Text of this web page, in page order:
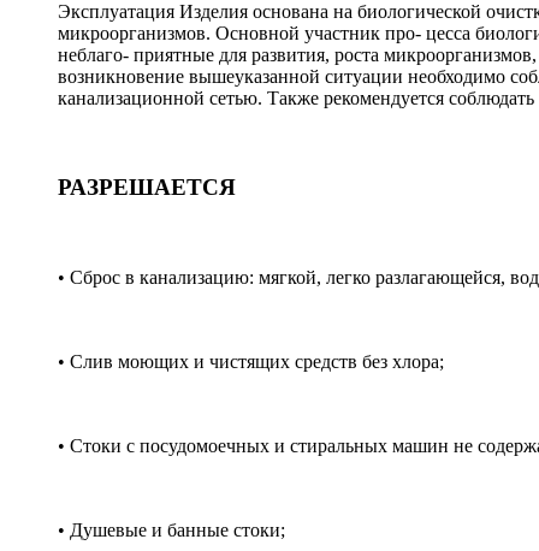
Эксплуатация Изделия основана на биологической
микроорганизмов. Основной участник про- цесса
неблаго- приятные для развития, роста
возникновение вышеуказанной ситуации необходимо
канализационной сетью. Также рекомендуется
РАЗРЕШАЕТСЯ
• Cброс в канализацию: мягкой, легко разлагающейся,
• Слив моющих и чистящих средств без хлора;
• Cтоки с посудомоечных и стиральных машин не
• Душевые и банные стоки;